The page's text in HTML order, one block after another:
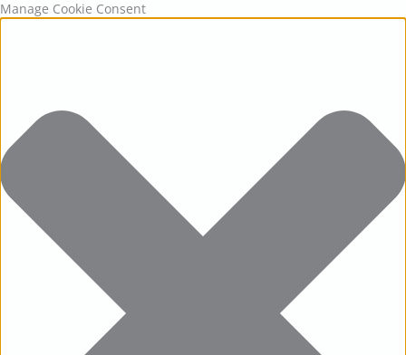
Manage Cookie Consent
Functional
Preferences
Statistics
Marketing